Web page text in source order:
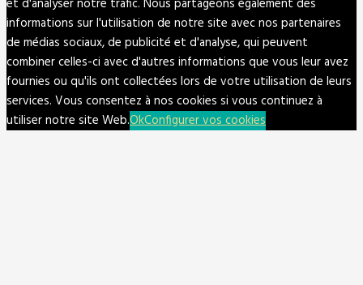
informations sur l'utilisation de notre site avec nos partenaires
de médias sociaux, de publicité et d'analyse, qui peuvent
combiner celles-ci avec d'autres informations que vous leur avez
fournies ou qu'ils ont collectées lors de votre utilisation de leurs
services. Vous consentez à nos cookies si vous continuez à
utiliser notre site Web.OkConfigurer vos cookies